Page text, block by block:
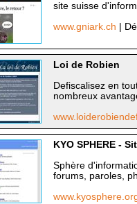
site suisse
www.gniark.ch
|
Loi de Robien
Defiscalisez en
nombreux
KYO SPHERE -
Sphère
forums, paroles,